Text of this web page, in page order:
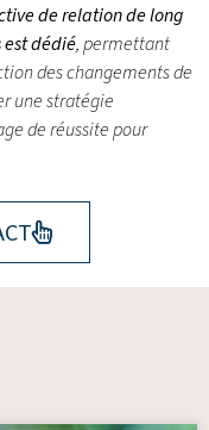
de relation de long
est dédié, permettant
des changements de
une stratégie
de réussite pour